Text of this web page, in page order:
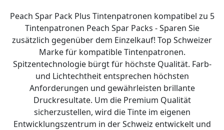
Peach Spar Pack Plus Tintenpatronen kompatibel zu 5
Tintenpatronen Peach Spar Packs - Sparen Sie
zusätzlich gegenüber dem Einzelkauf! Top Schweizer
Marke für kompatible Tintenpatronen.
Spitzentechnologie bürgt für höchste Qualität. Farb-
und Lichtechtheit entsprechen höchsten
Anforderungen und gewährleisten brillante
Druckresultate. Um die Premium Qualität
sicherzustellen, wird die Tinte im eigenen
Entwicklungszentrum in der Schweiz entwickelt und